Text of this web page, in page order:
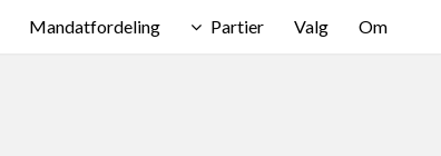
Mandatfordeling Partier Valg Om